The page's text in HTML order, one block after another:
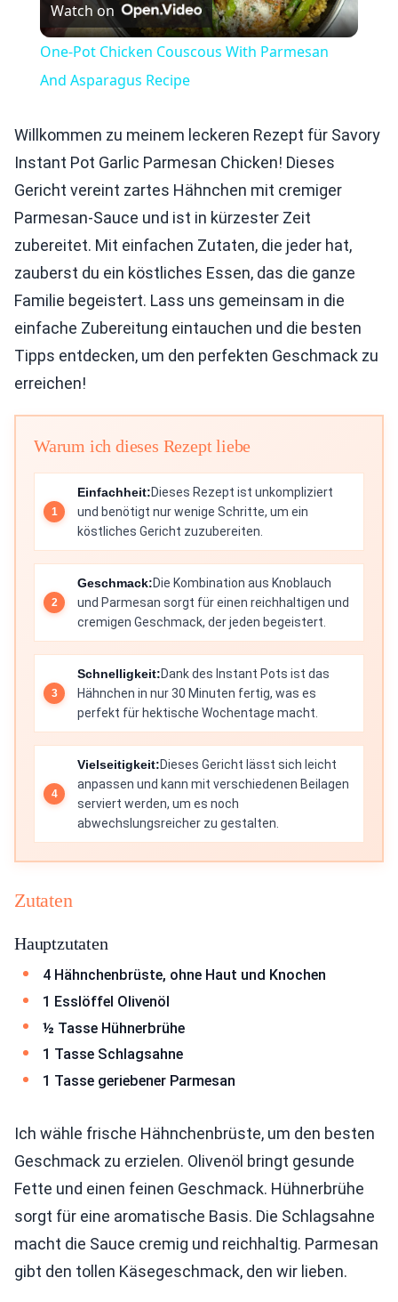
Video
Watch on
One-Pot Chicken Couscous With Parmesan
And Asparagus Recipe
Willkommen zu meinem leckeren Rezept für Savory
Instant Pot Garlic Parmesan Chicken! Dieses
Gericht vereint zartes Hähnchen mit cremiger
Parmesan-Sauce und ist in kürzester Zeit
zubereitet. Mit einfachen Zutaten, die jeder hat,
zauberst du ein köstliches Essen, das die ganze
Familie begeistert. Lass uns gemeinsam in die
einfache Zubereitung eintauchen und die besten
Tipps entdecken, um den perfekten Geschmack zu
erreichen!
Warum ich dieses Rezept liebe
Einfachheit:Dieses Rezept ist unkompliziert
und benötigt nur wenige Schritte, um ein
köstliches Gericht zuzubereiten.
Geschmack:Die Kombination aus Knoblauch
und Parmesan sorgt für einen reichhaltigen und
cremigen Geschmack, der jeden begeistert.
Schnelligkeit:Dank des Instant Pots ist das
Hähnchen in nur 30 Minuten fertig, was es
perfekt für hektische Wochentage macht.
Vielseitigkeit:Dieses Gericht lässt sich leicht
anpassen und kann mit verschiedenen Beilagen
serviert werden, um es noch
abwechslungsreicher zu gestalten.
Zutaten
Hauptzutaten
4 Hähnchenbrüste, ohne Haut und Knochen
1 Esslöffel Olivenöl
½ Tasse Hühnerbrühe
1 Tasse Schlagsahne
1 Tasse geriebener Parmesan
Ich wähle frische Hähnchenbrüste, um den besten
Geschmack zu erzielen. Olivenöl bringt gesunde
Fette und einen feinen Geschmack. Hühnerbrühe
sorgt für eine aromatische Basis. Die Schlagsahne
macht die Sauce cremig und reichhaltig. Parmesan
gibt den tollen Käsegeschmack, den wir lieben.